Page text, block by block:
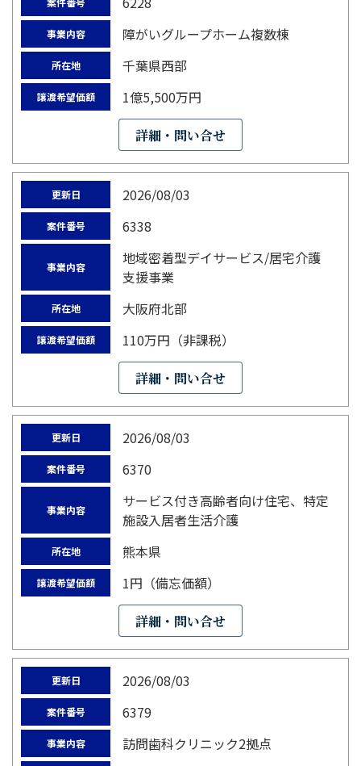
事業内容 障がいグループホーム複数棟
所在地 千葉県西部
譲渡希望価額 1億5,500万円
詳細・問い合せ
更新日 2026/08/03
案件番号 6338
事業内容
地域密着型デイサービス/居宅介護
支援事業
所在地 大阪府北部
譲渡希望価額 110万円（非課税）
詳細・問い合せ
更新日 2026/08/03
案件番号 6370
事業内容
サービス付き高齢者向け住宅、特定
施設入居者生活介護
所在地 熊本県
譲渡希望価額 1円（備忘価額）
詳細・問い合せ
更新日 2026/08/03
案件番号 6379
事業内容
訪問歯科クリニック2拠点